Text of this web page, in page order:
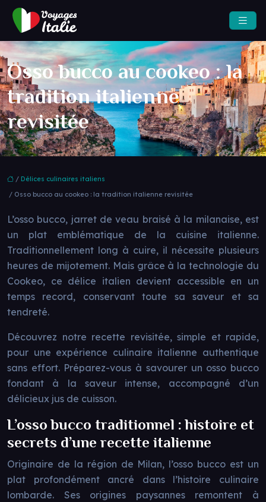
Osso bucco au cookeo : la
tradition italienne
revisitée
/ Délices culinaires italiens
/ Osso bucco au cookeo : la tradition italienne revisitée
L’osso bucco, jarret de veau braisé à la milanaise, est
un plat emblématique de la cuisine italienne.
Traditionnellement long à cuire, il nécessite plusieurs
heures de mijotement. Mais grâce à la technologie du
Cookeo, ce délice italien devient accessible en un
temps record, conservant toute sa saveur et sa
tendreté.
Découvrez notre recette revisitée, simple et rapide,
pour une expérience culinaire italienne authentique
sans effort. Préparez-vous à savourer un osso bucco
fondant à la saveur intense, accompagné d’un
délicieux jus de cuisson.
L’osso bucco traditionnel : histoire et
secrets d’une recette italienne
Originaire de la région de Milan, l’osso bucco est un
plat profondément ancré dans l’histoire culinaire
lombarde. Ses origines paysannes remontent à